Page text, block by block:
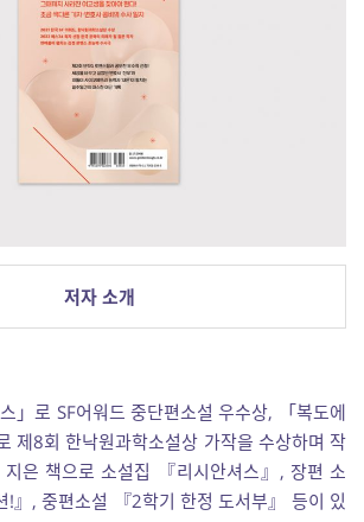
저자 소개
」로 SF어워드 중단편소설 우수상, 「복도에
제8회 한낙원과학소설상 가작을 수상하며 작
은 책으로 소설집 『리시안셔스』, 장편 소
!』, 중편소설 『2학기 한정 도서부』 등이 있